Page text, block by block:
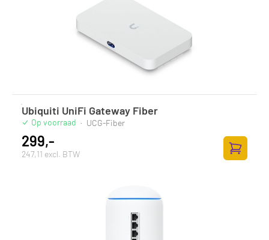
Ubiquiti UniFi Gateway Fiber
Op voorraad · UCG-Fiber
299,-
247,11 excl. BTW